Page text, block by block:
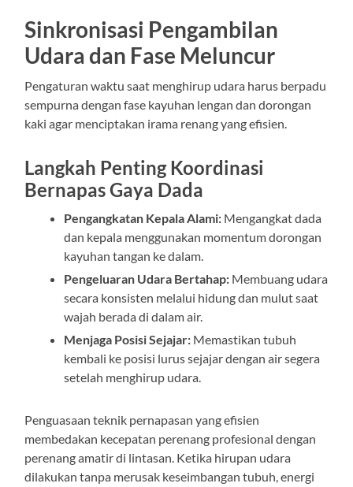
Sinkronisasi Pengambilan
Udara dan Fase Meluncur
Pengaturan waktu saat menghirup udara harus berpadu
sempurna dengan fase kayuhan lengan dan dorongan
kaki agar menciptakan irama renang yang efisien.
Langkah Penting Koordinasi
Bernapas Gaya Dada
Pengangkatan Kepala Alami: Mengangkat dada
dan kepala menggunakan momentum dorongan
kayuhan tangan ke dalam.
Pengeluaran Udara Bertahap: Membuang udara
secara konsisten melalui hidung dan mulut saat
wajah berada di dalam air.
Menjaga Posisi Sejajar: Memastikan tubuh
kembali ke posisi lurus sejajar dengan air segera
setelah menghirup udara.
Penguasaan teknik pernapasan yang efisien
membedakan kecepatan perenang profesional dengan
perenang amatir di lintasan. Ketika hirupan udara
dilakukan tanpa merusak keseimbangan tubuh, energi